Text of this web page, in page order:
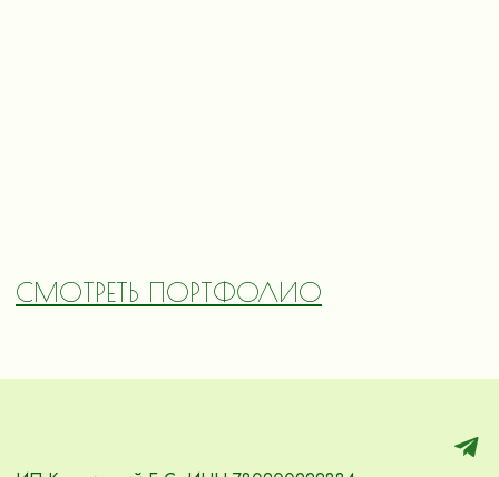
СМОТРЕТЬ ПОРТФОЛИО